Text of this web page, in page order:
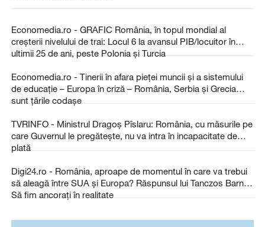
Economedia.ro - GRAFIC România, în topul mondial al
creșterii nivelului de trai: Locul 6 la avansul PIB/locuitor în
ultimii 25 de ani, peste Polonia și Turcia
Economedia.ro - Tinerii în afara pieței muncii și a sistemului
de educație – Europa în criză – România, Serbia și Grecia
sunt țările codașe
TVRINFO - Ministrul Dragoș Pîslaru: România, cu măsurile pe
care Guvernul le pregătește, nu va intra în incapacitate de
plată
Digi24.ro - România, aproape de momentul în care va trebui
să aleagă între SUA și Europa? Răspunsul lui Tanczos Barna:
Să fim ancorați în realitate